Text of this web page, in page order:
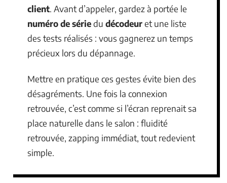
client. Avant d’appeler, gardez à portée le
numéro de sériedu décodeuret une liste
des tests réalisés : vous gagnerez un temps
précieux lors du dépannage.
Mettre en pratique ces gestes évite bien des
désagréments. Une fois la connexion
retrouvée, c’est comme si l’écran reprenait sa
place naturelle dans le salon : fluidité
retrouvée, zapping immédiat, tout redevient
simple.